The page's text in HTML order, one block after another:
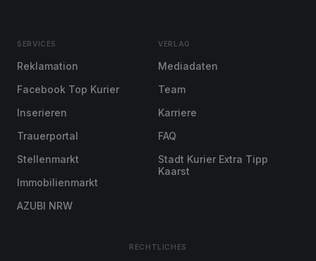
SERVICES
Reklamation
Facebook Top Kurier
Inserieren
Trauerportal
Stellenmarkt
Immobilienmarkt
AZUBI NRW
VERLAG
Mediadaten
Team
Karriere
FAQ
Stadt Kurier Extra Tipp
Kaarst
RECHTLICHES